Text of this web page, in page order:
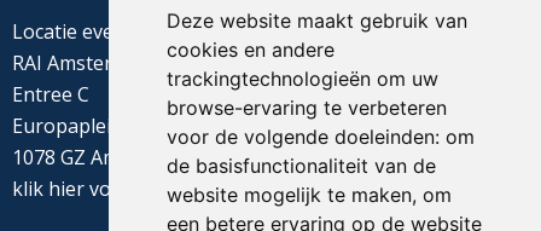
Deze website maakt gebruik van
cookies en andere
trackingtechnologieën om uw
browse-ervaring te verbeteren
voor de volgende doeleinden: om
de basisfunctionaliteit van de
website mogelijk te maken, om
een betere ervaring op de website
Locatie evenement
RAI Amsterdam
Entree C
Europaplein 22
1078 GZ Amsterdam
klik hiervoor de routebeschrijving